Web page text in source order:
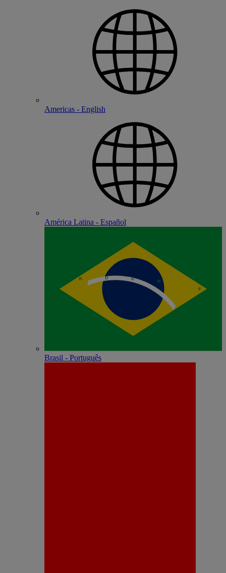
Americas - English
América Latina - Español
Brasil - Português